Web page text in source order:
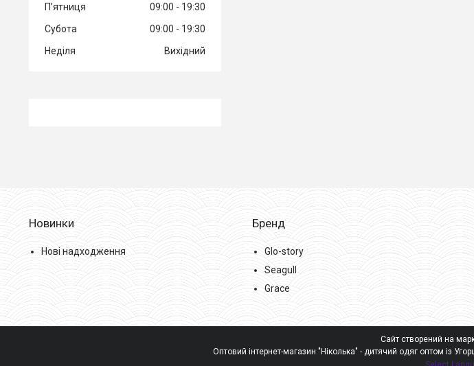
Пʼятниця
09:00
19:30
Субота
09:00
19:30
Неділя
Вихідний
Новинки
Нові надходження
Бренд
Glo-story
Seagull
Grace
Сайт створений на